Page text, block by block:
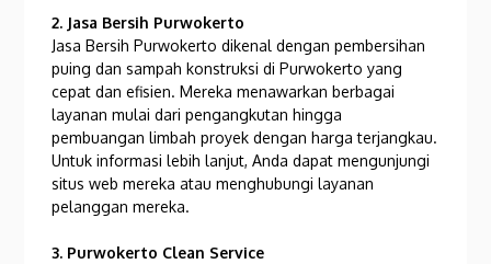
2. Jasa Bersih Purwokerto
Jasa Bersih Purwokerto dikenal dengan pembersihan
puing dan sampah konstruksi di Purwokerto yang
cepat dan efisien. Mereka menawarkan berbagai
layanan mulai dari pengangkutan hingga
pembuangan limbah proyek dengan harga terjangkau.
Untuk informasi lebih lanjut, Anda dapat mengunjungi
situs web mereka atau menghubungi layanan
pelanggan mereka.
3. Purwokerto Clean Service